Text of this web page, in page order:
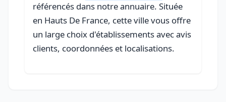
référencés dans notre annuaire. Située
en Hauts De France, cette ville vous offre
un large choix d'établissements avec avis
clients, coordonnées et localisations.